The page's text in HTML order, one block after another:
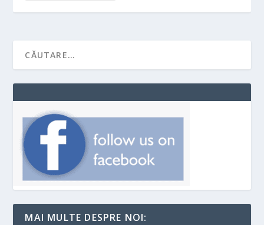
MAI MULTE DESPRE NOI: